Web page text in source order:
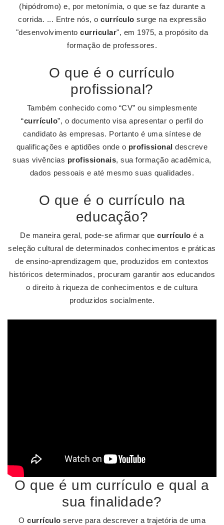
(hipódromo) e, por metonímia, o que se faz durante a
corrida. ... Entre nós, o currículo surge na expressão
"desenvolvimentocurricular", em 1975, a propósito da
formação de professores.
O que é o currículo
profissional?
Também conhecido como “CV” ou simplesmente
“currículo”, o documento visa apresentar o perfil do
candidato às empresas. Portanto é uma síntese de
qualificações e aptidões onde o profissional descreve
suas vivências profissionais, sua formação acadêmica,
dados pessoais e até mesmo suas qualidades.
O que é o currículo na
educação?
De maneira geral, pode-se afirmar quecurrículo é a
seleção cultural de determinados conhecimentos e práticas
de ensino-aprendizagem que, produzidos em contextos
históricos determinados, procuram garantir aos educandos
o direito à riqueza de conhecimentos e de cultura
produzidos socialmente.
O que é um currículo e qual a
sua finalidade?
O currículo serve para descrever a trajetória de uma